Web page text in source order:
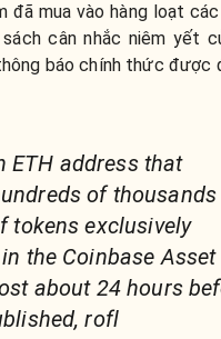
đã mua vào hàng loạt
cân nhắc niêm yết
báo chính thức được
ETH address that
of
tokens exclusively
the Coinbase Asset
about 24 hours
rofl